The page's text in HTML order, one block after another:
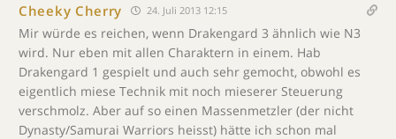
Cheeky Cherry 24. Juli 2013 12:15
Mir würde es reichen, wenn Drakengard 3 ähnlich wie N3
wird. Nur eben mit allen Charaktern in einem. Hab
Drakengard 1 gespielt und auch sehr gemocht, obwohl es
eigentlich miese Technik mit noch mieserer Steuerung
verschmolz. Aber auf so einen Massenmetzler (der nicht
Dynasty/Samurai Warriors heisst) hätte ich schon mal